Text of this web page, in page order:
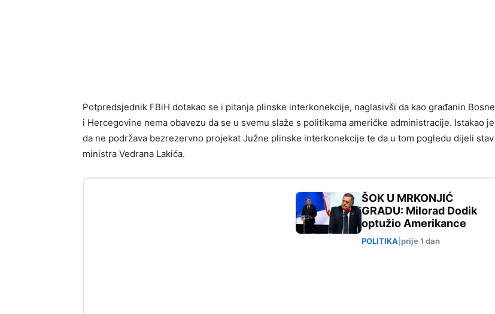
Potpredsjednik FBiH dotakao se i pitanja plinske interkonekcije, naglasivši da kao građanin Bosne
i Hercegovine nema obavezu da se u svemu slaže s politikama američke administracije. Istakao je
da ne podržava bezrezervno projekat Južne plinske interkonekcije te da u tom pogledu dijeli stav
ministra Vedrana Lakića.
ŠOK U MRKONJIĆ
GRADU: Milorad Dodik
optužio Amerikance
POLITIKA prije 1 dan